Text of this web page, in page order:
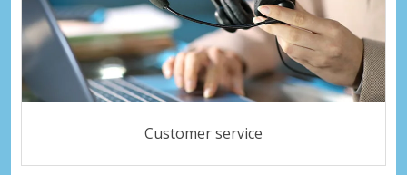
Customer service